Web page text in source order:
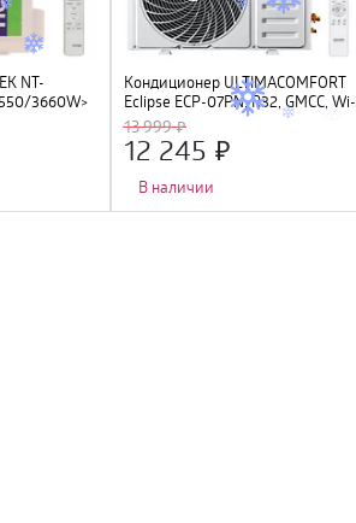
NT-
3660W>
R410A,
Кондиционер ULTIMACOMFORT
Eclipse ECP-07PN, R32, GMCC, Wi-
Fi Ready
13 999
12 245
В наличии